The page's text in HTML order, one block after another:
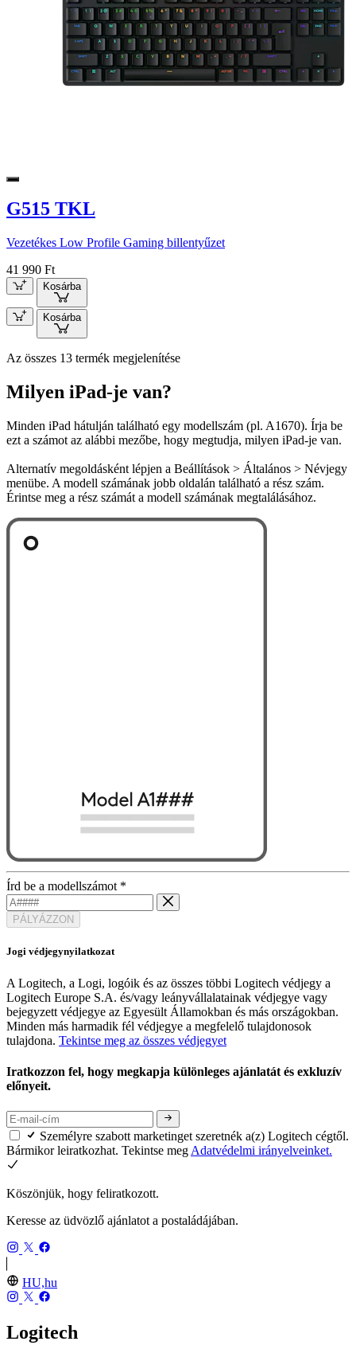
G515 TKL
Vezetékes Low Profile Gaming billentyűzet
41 990 Ft
Kosárba
Kosárba
Az összes 13 termék megjelenítése
Milyen iPad-je van?
Minden iPad hátulján található egy modellszám (pl. A1670). Írja be
ezt a számot az alábbi mezőbe, hogy megtudja, milyen iPad-je van.
Alternatív megoldásként lépjen a Beállítások > Általános > Névjegy
menübe. A modell számának jobb oldalán található a rész szám.
Érintse meg a rész számát a modell számának megtalálásához.
Írd be a modellszámot *
PÁLYÁZZON
Jogi védjegynyilatkozat
A Logitech, a Logi, logóik és az összes többi Logitech védjegy a
Logitech Europe S.A. és/vagy leányvállalatainak védjegye vagy
bejegyzett védjegye az Egyesült Államokban és más országokban.
Minden más harmadik fél védjegye a megfelelő tulajdonosok
tulajdona. Tekintse meg az összes védjegyet
Iratkozzon fel, hogy megkapja különleges ajánlatát és exkluzív
előnyeit.
Személyre szabott marketinget szeretnék a(z) Logitech cégtől.
Bármikor leiratkozhat. Tekintse megAdatvédelmi irányelveinket.
Köszönjük, hogy feliratkozott.
Keresse az üdvözlő ajánlatot a postaládájában.
HU,hu
Logitech